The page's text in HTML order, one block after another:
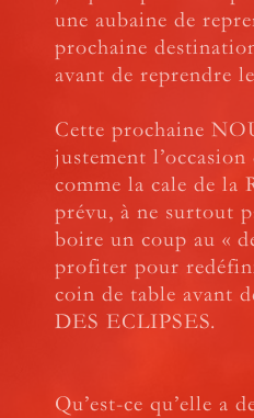
une aubaine de
prochaine
avant de reprendre
Cette prochaine
justement
comme la cale de
prévu, à ne surtout
boire un coup au «
profiter pour
coin de table avant
DES ECLIPSES.
Qu’est-ce qu’elle